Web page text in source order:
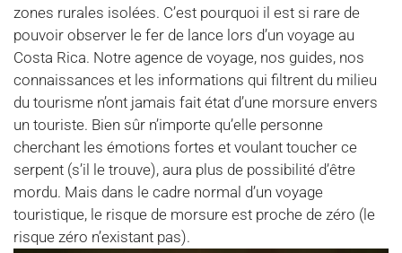
zones rurales isolées. C’est pourquoi il est si rare de
pouvoir observer le fer de lance lors d’un voyage au
Costa Rica. Notre agence de voyage, nos guides, nos
connaissances et les informations qui filtrent du milieu
du tourisme n’ont jamais fait état d’une morsure envers
un touriste. Bien sûr n’importe qu’elle personne
cherchant les émotions fortes et voulant toucher ce
serpent (s’il le trouve), aura plus de possibilité d’être
mordu. Mais dans le cadre normal d’un voyage
touristique, le risque de morsure est proche de zéro (le
risque zéro n’existant pas).